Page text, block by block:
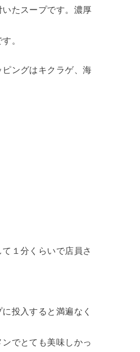
たスープです。濃厚
。
ングはキクラゲ、海
１分くらいで店員さ
投入すると満遍なく
でとても美味しかっ